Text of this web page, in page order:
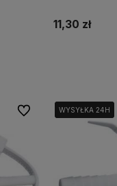
11,30 zł
Do ulubionychWYSYŁKA 24H
WYSYŁKA 24H